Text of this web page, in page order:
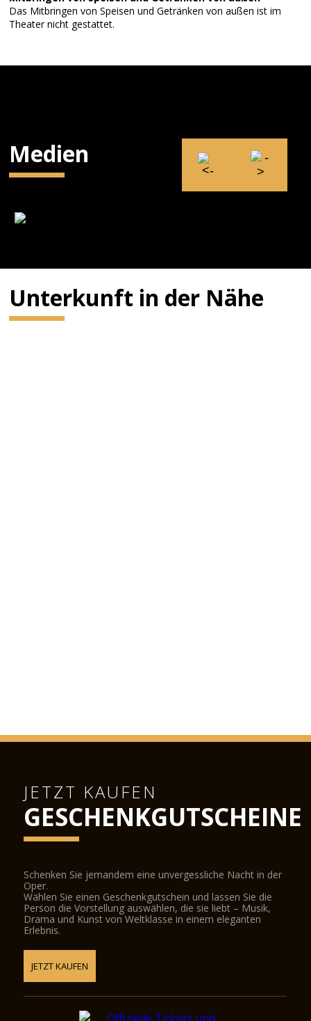
Das Mitbringen von Speisen und Getränken von außen ist im
Theater nicht gestattet.
Medien
Unterkunft in der Nähe
JETZT KAUFEN
GESCHENKGUTSCHEINE
Schenken Sie jemandem eine unvergessliche Nacht in der
Oper.
Wählen Sie einen Geschenkgutschein und lassen Sie die
Person die Vorstellung auswählen, die sie liebt – Musik,
Drama und Kunst von Weltklasse in einem eleganten
Erlebnis.
JETZT KAUFEN